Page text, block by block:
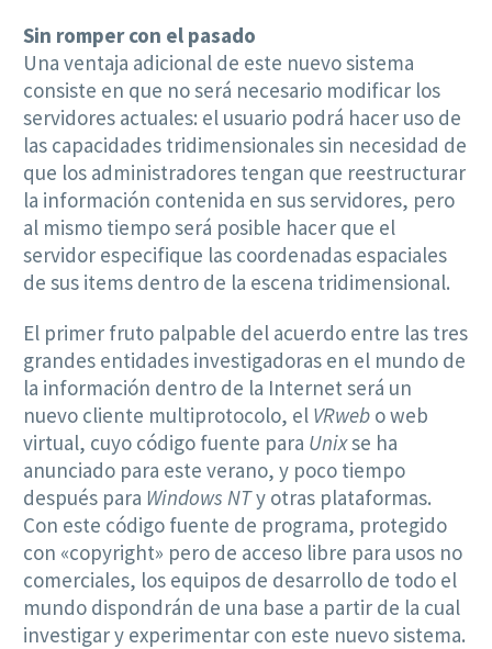
Sin romper con el pasado
Una ventaja adicional de este nuevo sistema
consiste en que no será necesario modificar los
servidores actuales: el usuario podrá hacer uso de
las capacidades tridimensionales sin necesidad de
que los administradores tengan que reestructurar
la información contenida en sus servidores, pero
al mismo tiempo será posible hacer que el
servidor especifique las coordenadas espaciales
de sus items dentro de la escena tridimensional.
El primer fruto palpable del acuerdo entre las tres
grandes entidades investigadoras en el mundo de
la información dentro de la Internet será un
nuevo cliente multiprotocolo, el VRweb o web
virtual, cuyo código fuente para Unixse ha
anunciado para este verano, y poco tiempo
después para Windows NTy otras plataformas.
Con este código fuente de programa, protegido
con «copyright» pero de acceso libre para usos no
comerciales, los equipos de desarrollo de todo el
mundo dispondrán de una base a partir de la cual
investigar y experimentar con este nuevo sistema.